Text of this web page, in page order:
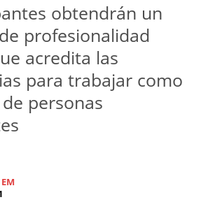
obtendrán un
profesionalidad
acredita las
para trabajar como
personas